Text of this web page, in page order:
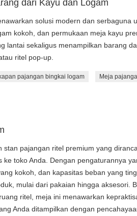
dari Kayu dan Logam
solusi modern dan serbaguna
kokoh, dan permukaan meja kayu
lantai sekaligus menampilkan barang
ritel pop-up.
pajangan bingkai logam Meja
stan pajangan ritel premium yang
toko Anda. Dengan pengaturannya
kokoh, dan kapasitas beban yang
mulai dari pakaian hingga aksesori.
ritel, meja ini menawarkan
Anda ditampilkan dengan